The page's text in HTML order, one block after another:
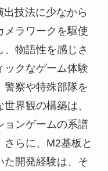
技法に少なから
メラワークを駆使
、物語性を感じさ
ックなゲーム体験
警察や特殊部隊を
界観の構築は、
ョンゲームの系譜
らに、M2基板と
た開発経験は、そ